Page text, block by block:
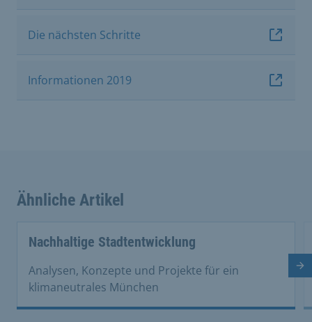
Die nächsten Schritte
Informationen 2019
Ähnliche Artikel
Nachhaltige Stadtentwicklung
Analysen, Konzepte und Projekte für ein
klimaneutrales München